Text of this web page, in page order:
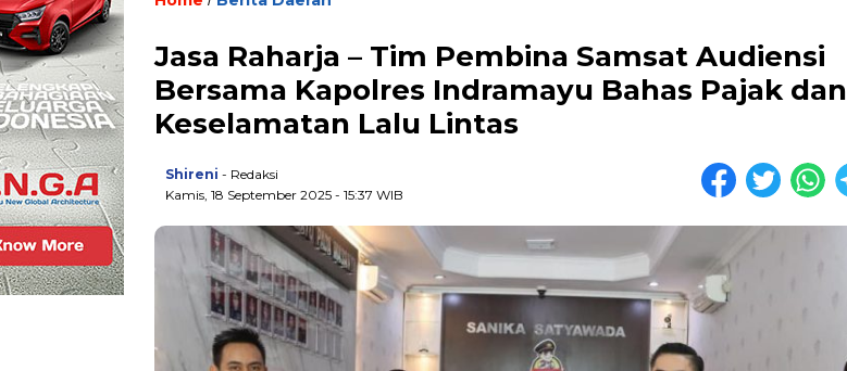
Jasa Raharja – Tim Pembina Samsat Audiensi
Bersama Kapolres Indramayu Bahas Pajak dan
Keselamatan Lalu Lintas
Shireni - Redaksi
Kamis, 18 September 2025 - 15:37 WIB